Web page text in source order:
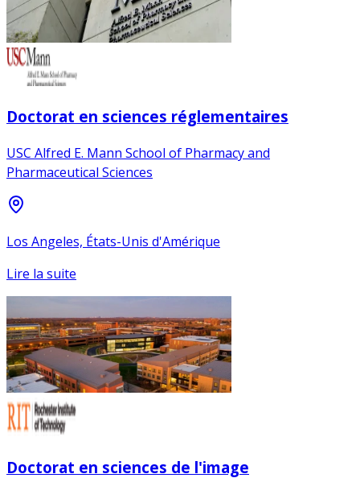
Doctorat en sciences réglementaires
USC Alfred E. Mann School of Pharmacy and
Pharmaceutical Sciences
Los Angeles, États-Unis d'Amérique
Lire la suite
Doctorat en sciences de l'image